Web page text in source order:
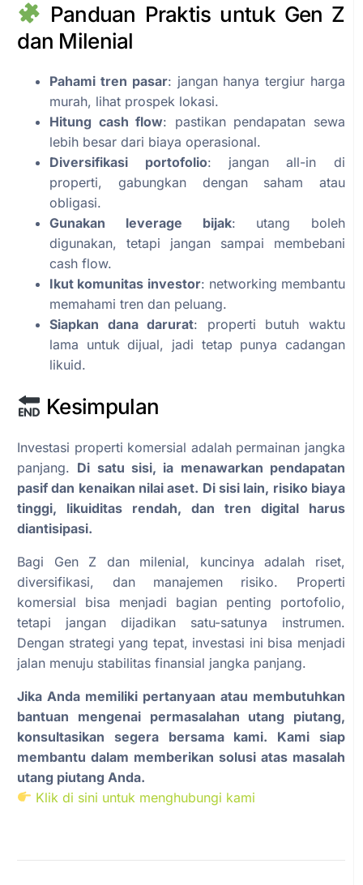
Panduan Praktis untuk Gen Z
dan Milenial
Pahami tren pasar: jangan hanya tergiur harga
murah, lihat prospek lokasi.
Hitung cash flow: pastikan pendapatan sewa
lebih besar dari biaya operasional.
Diversifikasi portofolio: jangan all-in di
properti, gabungkan dengan saham atau
obligasi.
Gunakan leverage bijak: utang boleh
digunakan, tetapi jangan sampai membebani
cash flow.
Ikut komunitas investor: networking membantu
memahami tren dan peluang.
Siapkan dana darurat: properti butuh waktu
lama untuk dijual, jadi tetap punya cadangan
likuid.
Kesimpulan
Investasi properti komersial adalah permainan jangka
panjang. Di satu sisi, ia menawarkan pendapatan
pasif dan kenaikan nilai aset. Di sisi lain, risiko biaya
tinggi, likuiditas rendah, dan tren digital harus
diantisipasi.
Bagi Gen Z dan milenial, kuncinya adalah riset,
diversifikasi, dan manajemen risiko. Properti
komersial bisa menjadi bagian penting portofolio,
tetapi jangan dijadikan satu-satunya instrumen.
Dengan strategi yang tepat, investasi ini bisa menjadi
jalan menuju stabilitas finansial jangka panjang.
Jika Anda memiliki pertanyaan atau membutuhkan
bantuan mengenai permasalahan utang piutang,
konsultasikan segera bersama kami. Kami siap
membantu dalam memberikan solusi atas masalah
utang piutang Anda.
Klik di sini untuk menghubungi kami